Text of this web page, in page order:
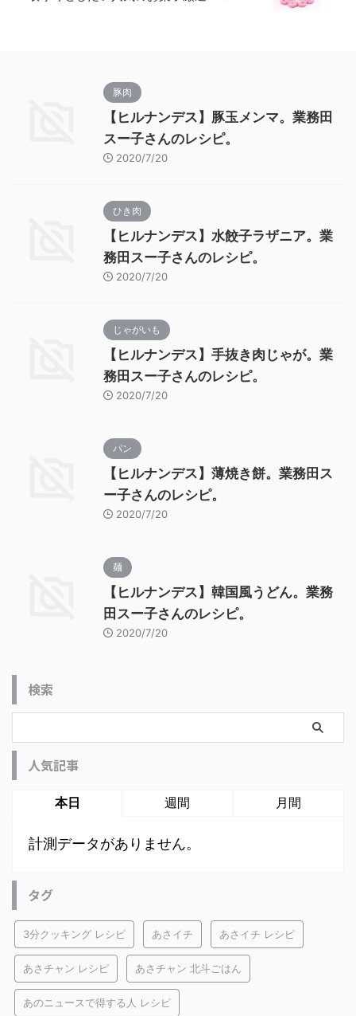
豚肉
【ヒルナンデス】豚玉メンマ。業務田
スー子さんのレシピ。
2020/7/20
ひき肉
【ヒルナンデス】水餃子ラザニア。業
務田スー子さんのレシピ。
2020/7/20
じゃがいも
【ヒルナンデス】手抜き肉じゃが。業
務田スー子さんのレシピ。
2020/7/20
パン
【ヒルナンデス】薄焼き餅。業務田ス
ー子さんのレシピ。
2020/7/20
麺
【ヒルナンデス】韓国風うどん。業務
田スー子さんのレシピ。
2020/7/20
検索
人気記事
本日 週間 月間
計測データがありません。
タグ
3分クッキング レシピ あさイチ あさイチ レシピ
あさチャン レシピ あさチャン 北斗ごはん
あのニュースで得する人 レシピ